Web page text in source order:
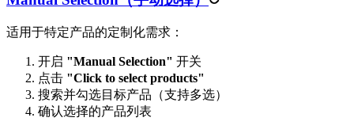
适用于特定产品的定制化需求：
开启 "Manual Selection" 开关
点击 "Click to select products"
搜索并勾选目标产品（支持多选）
确认选择的产品列表